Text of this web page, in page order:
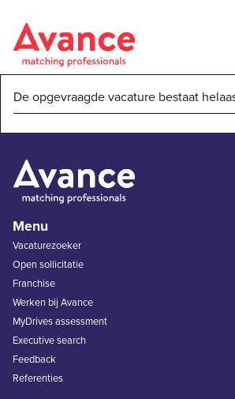
De opgevraagde vacature bestaat
Menu
Vacaturezoeker
Open sollicitatie
Franchise
Werken bij Avance
MyDrives assessment
Executive search
Feedback
Referenties